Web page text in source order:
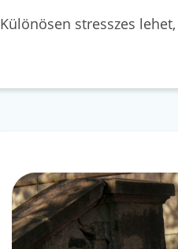
Különösen stresszes